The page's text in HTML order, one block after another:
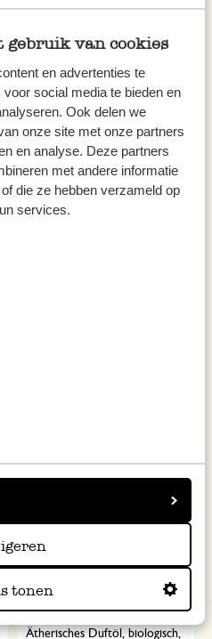
gebruik van cookies
en advertenties te
social media te bieden en
Ook delen we
onze site met onze partners
en analyse. Deze partners
met andere informatie
die ze hebben verzameld op
services.
tonen
Entspannung, 10 ml
12,95
inkl. MwSt zzgl. Versandkosten
Ätherisches Duftöl, biologisch,